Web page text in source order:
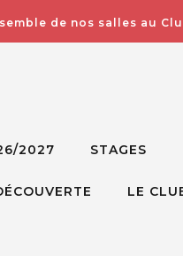
de nos salles au
2027 STAGES
LE